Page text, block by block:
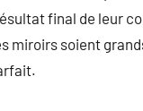
final de leur
miroirs soient